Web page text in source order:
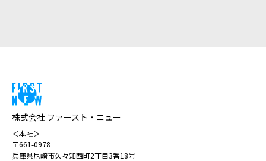
株式会社 ファースト・ニュー
＜本社＞
〒661-0978
兵庫県尼崎市久々知西町2丁目3番18号